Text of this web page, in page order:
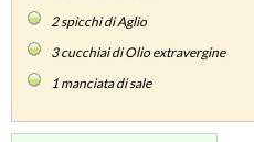
2spicchi di Aglio
3cucchiai di Olio extravergine
1 manciata di sale